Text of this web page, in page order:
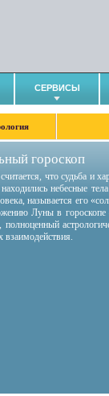
СЕРВИСЫ
гороскоп
что судьба и
небесные
называется его
Луны в
взаимодействия.